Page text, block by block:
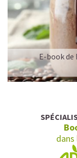
E-book de